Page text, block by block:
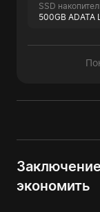
SSD
500GB ADATA
экономить